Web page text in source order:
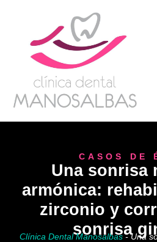
CASOS DE
Una sonrisa
armónica:
zirconio y
sonrisa
Clínica Dental Manosalbas-Una